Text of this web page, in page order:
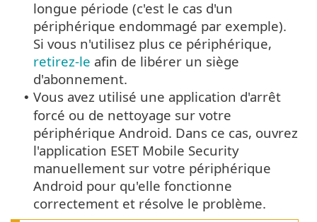
longue période (c'est le cas d'un
périphérique endommagé par exemple).
Si vous n'utilisez plus ce périphérique,
retirez-le afin de libérer un siège
d'abonnement.
• Vous avez utilisé une application d'arrêt
forcé ou de nettoyage sur votre
périphérique Android. Dans ce cas, ouvrez
l'application ESET Mobile Security
manuellement sur votre périphérique
Android pour qu'elle fonctionne
correctement et résolve le problème.